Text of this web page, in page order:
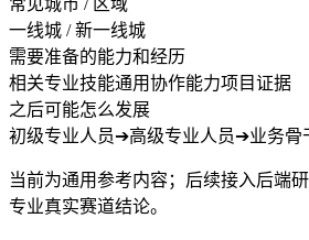
常见城市 / 区域
一线城 / 新一线城
需要准备的能力和经历
相关专业技能通用协作能力项目证据
之后可能怎么发展
初级专业人员➔高级专业人员➔业务骨
当前为通用参考内容；后续接入后端
专业真实赛道结论。